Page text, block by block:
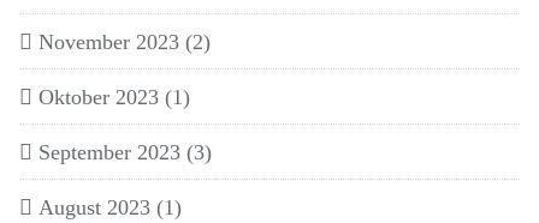
November 2023 (2)
Oktober 2023 (1)
September 2023 (3)
August 2023 (1)